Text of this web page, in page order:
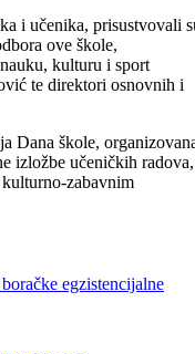
u općini Foča-
„Ustikolina“.
i učenika, prisustvovali
ove škole,
te direktori osnovnih i
Dana škole,
zabavnim